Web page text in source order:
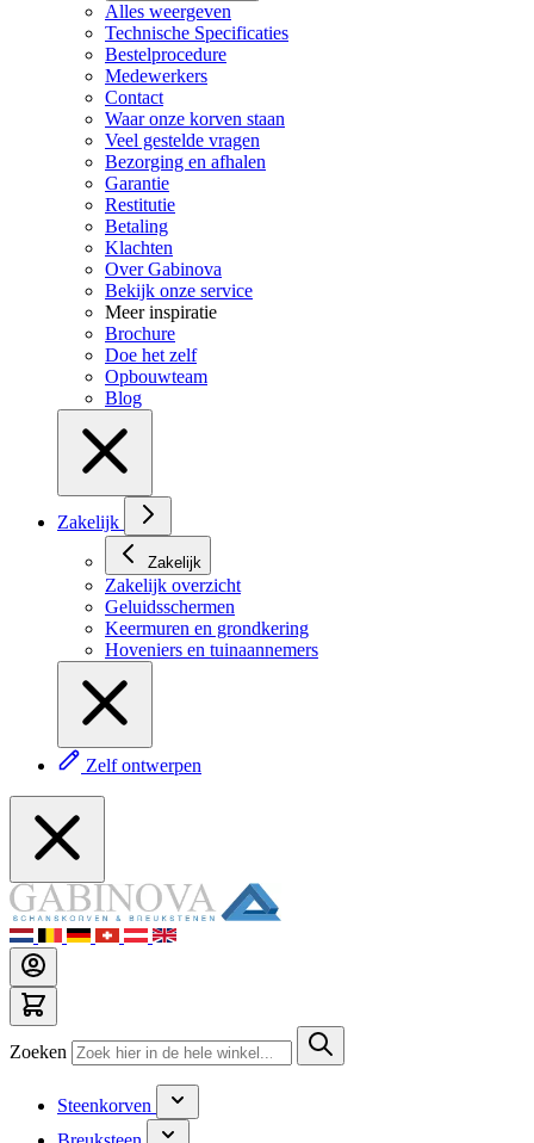
Alles weergeven
Technische Specificaties
Bestelprocedure
Medewerkers
Contact
Waar onze korven staan
Veel gestelde vragen
Bezorging en afhalen
Garantie
Restitutie
Betaling
Klachten
Over Gabinova
Bekijk onze service
Meer inspiratie
Brochure
Doe het zelf
Opbouwteam
Blog
Zakelijk
Zakelijk
Zakelijk overzicht
Geluidsschermen
Keermuren en grondkering
Hoveniers en tuinaannemers
Zelf ontwerpen
Zoeken
Steenkorven